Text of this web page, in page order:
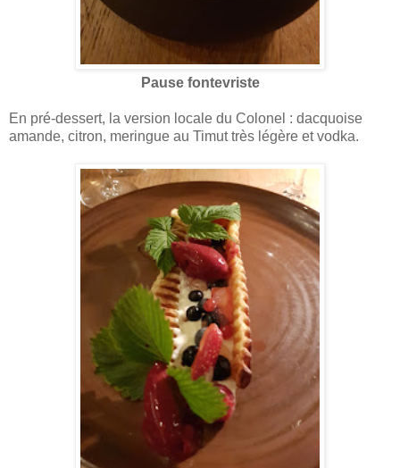
Pause fontevriste
En pré-dessert, la version locale du Colonel : dacquoise
amande, citron, meringue au Timut très légère et vodka.